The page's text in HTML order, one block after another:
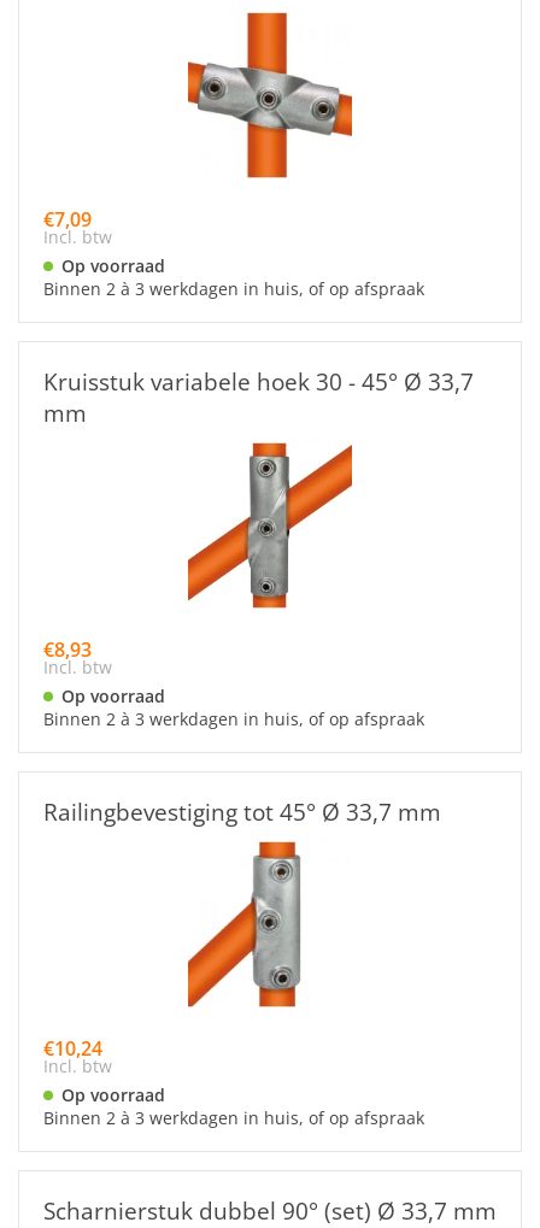
€7,09
Incl. btw
Op voorraad
Binnen 2 à 3 werkdagen in huis, of op afspraak
Kruisstuk variabele hoek 30 - 45° Ø 33,7
mm
€8,93
Incl. btw
Op voorraad
Binnen 2 à 3 werkdagen in huis, of op afspraak
Railingbevestiging tot 45° Ø 33,7 mm
€10,24
Incl. btw
Op voorraad
Binnen 2 à 3 werkdagen in huis, of op afspraak
Scharnierstuk dubbel 90° (set) Ø 33,7 mm